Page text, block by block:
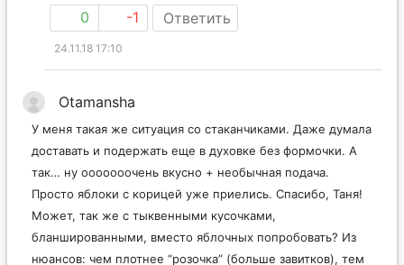
0 -1 Ответить
24.11.18 17:10
Otamansha
У меня такая же ситуация со стаканчиками. Даже думала
доставать и подержать еще в духовке без формочки. А
так… ну ооооооочень вкусно + необычная подача.
Просто яблоки с корицей уже приелись. Спасибо, Таня!
Может, так же с тыквенными кусочками,
бланшированными, вместо яблочных попробовать? Из
нюансов: чем плотнее “розочка” (больше завитков), тем